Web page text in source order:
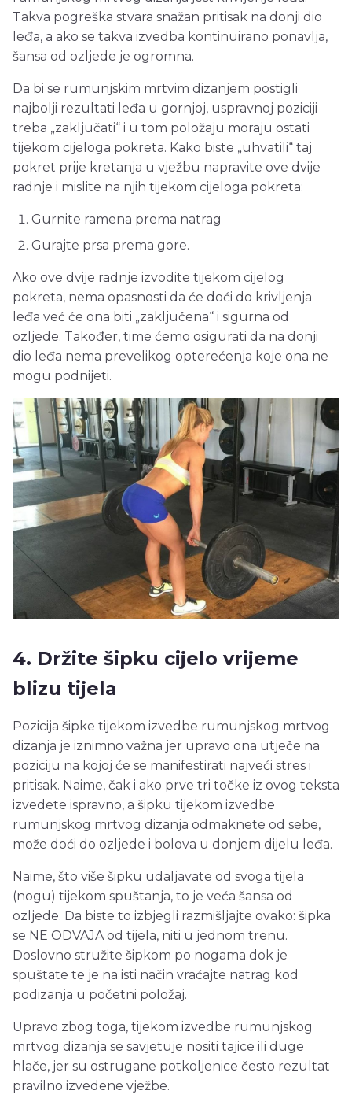
Takva pogreška stvara snažan pritisak na donji dio
leđa, a ako se takva izvedba kontinuirano ponavlja,
šansa od ozljede je ogromna.
Da bi se rumunjskim mrtvim dizanjem postigli
najbolji rezultati leđa u gornjoj, uspravnoj poziciji
treba „zaključati“ i u tom položaju moraju ostati
tijekom cijeloga pokreta. Kako biste „uhvatili“ taj
pokret prije kretanja u vježbu napravite ove dvije
radnje i mislite na njih tijekom cijeloga pokreta:
Gurnite ramena prema natrag
Gurajte prsa prema gore.
Ako ove dvije radnje izvodite tijekom cijelog
pokreta, nema opasnosti da će doći do krivljenja
leđa već će ona biti „zaključena“ i sigurna od
ozljede. Također, time ćemo osigurati da na donji
dio leđa nema prevelikog opterećenja koje ona ne
mogu podnijeti.
4. Držite šipku cijelo vrijeme
blizu tijela
Pozicija šipke tijekom izvedbe rumunjskog mrtvog
dizanja je iznimno važna jer upravo ona utječe na
poziciju na kojoj će se manifestirati najveći stres i
pritisak. Naime, čak i ako prve tri točke iz ovog teksta
izvedete ispravno, a šipku tijekom izvedbe
rumunjskog mrtvog dizanja odmaknete od sebe,
može doći do ozljede i bolova u donjem dijelu leđa.
Naime, što više šipku udaljavate od svoga tijela
(nogu) tijekom spuštanja, to je veća šansa od
ozljede. Da biste to izbjegli razmišljajte ovako: šipka
se NE ODVAJA od tijela, niti u jednom trenu.
Doslovno stružite šipkom po nogama dok je
spuštate te je na isti način vraćajte natrag kod
podizanja u početni položaj.
Upravo zbog toga, tijekom izvedbe rumunjskog
mrtvog dizanja se savjetuje nositi tajice ili duge
hlače, jer su ostrugane potkoljenice često rezultat
pravilno izvedene vježbe.